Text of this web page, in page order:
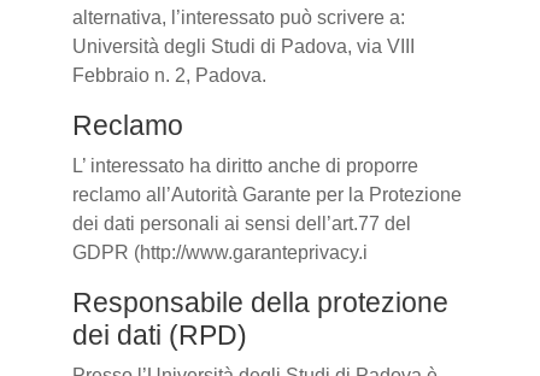
alternativa, l’interessato può scrivere a:
Università degli Studi di Padova, via VIII
Febbraio n. 2, Padova.
Reclamo
L’ interessato ha diritto anche di proporre
reclamo all’Autorità Garante per la Protezione
dei dati personali ai sensi dell’art.77 del
GDPR (http://www.garanteprivacy.i
Responsabile della protezione
dei dati (RPD)